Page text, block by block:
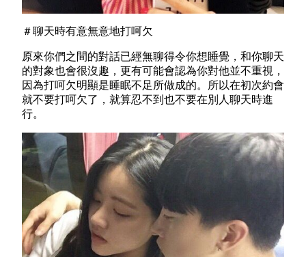
＃聊天時有意無意地打呵欠
原來你們之間的對話已經無聊得令你想睡覺，和你聊天
的對象也會很沒趣，更有可能會認為你對他並不重視，
因為打呵欠明顯是睡眠不足所做成的。所以在初次約會
就不要打呵欠了，就算忍不到也不要在別人聊天時進
行。